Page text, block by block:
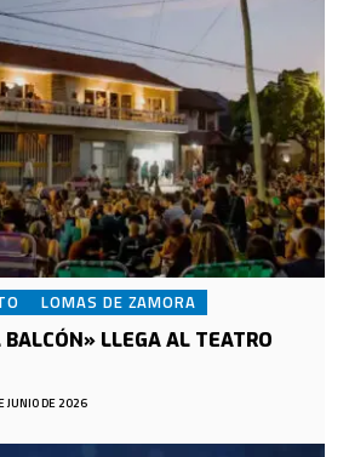
LOMAS DE ZAMORA
LLEGA AL TEATRO
JUNIO DE 2026